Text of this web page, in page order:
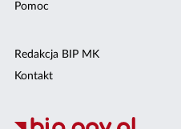
Pomoc
Redakcja BIP MK
Kontakt